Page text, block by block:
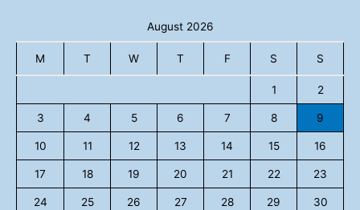
August 2026
M T W T F S S
1 2
3 4 5 6 7 8 9
10 11 12 13 14 15 16
17 18 19 20 21 22 23
24 25 26 27 28 29 30